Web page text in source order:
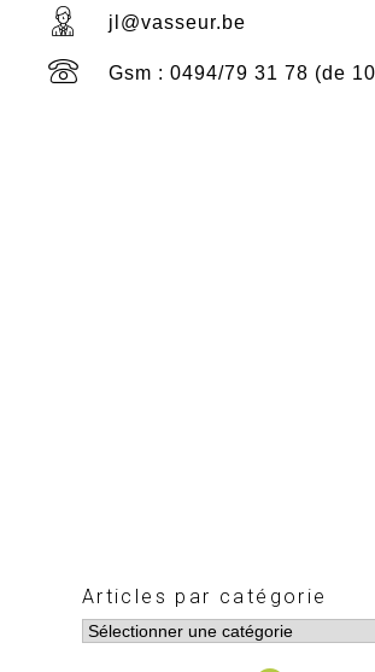
jl@vasseur.be
Gsm : 0494/79 31 78 (de
Articles par catégorie